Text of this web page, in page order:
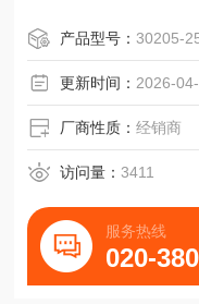
产品型号：30205-
更新时间： 2026-
厂商性质：经销商
访问量：3411
服务热线
020-